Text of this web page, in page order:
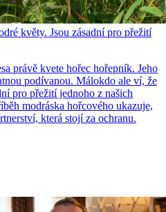
květy. Jsou zásadní pro přežití
právě kvete hořec hořepník. Jeho
podívanou. Málokdo ale ví, že
pro přežití jednoho z našich
modráska hořcového ukazuje,
která stojí za ochranu.